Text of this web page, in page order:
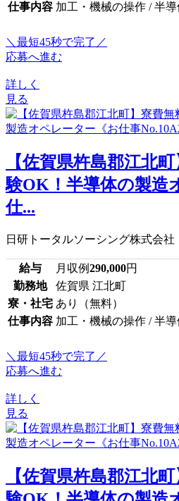
仕事内容 加工・機械の操作 / 半導
＼最短45秒で完了／
応募へ進む
詳しく
見る
【佐賀県杵島郡江北
験OK！半導体の製造
仕...
日研トータルソーシング株式会社
給与 月収例290,000円
勤務地
佐賀県 江北町
寮・社宅 あり（無料）
仕事内容 加工・機械の操作 / 半導
＼最短45秒で完了／
応募へ進む
詳しく
見る
【佐賀県杵島郡江北